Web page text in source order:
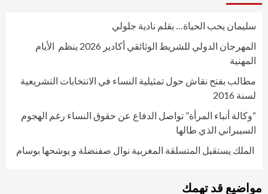
سليمان يحب الحياة… بقلم نادية جلولي
المهرجان الدولي للشريط الوثائقي أكادير 2026 ينظم الأيام
المهنية
مطالب بفتح نقاش حول تمثيلية النساء في الانتخابات التشريعية
لسنة 2016
“وكالة أنباء المرأة” تواصل الدفاع عن حقوق النساء رغم الهجوم
السيبراني الذي طالها
الملك يستقبل المتسلقة المغربية نوال صفنضلة و يوشحها بوسام
مواضيع قد تهمك